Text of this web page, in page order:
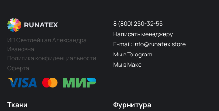
Ткани Фурнитура
ИП Светлейшая Александра
Ивановна
Политика конфиденциальности
Оферта
8 (800) 250-32-55
Написать менеджеру
E-mail: info@runatex.store
Мы в Telegram
Мы в Макс